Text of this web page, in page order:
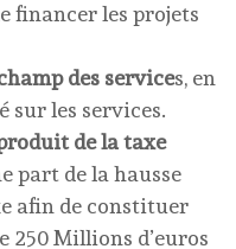
financer les projets
des services, en
sur les services.
de la taxe
part de la hausse
afin de constituer
Millions d’euros